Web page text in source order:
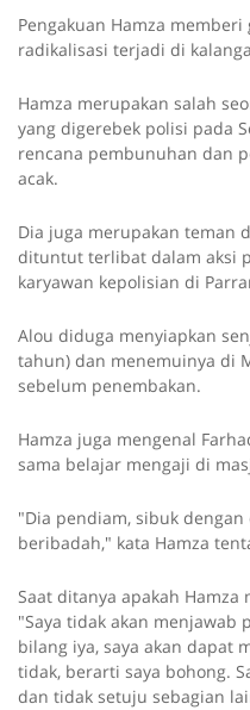
Pengakuan Hamza
radikalisasi terjadi di
Hamza merupakan salah
yang digerebek polisi pada
rencana pembunuhan dan
acak.
Dia juga merupakan teman
dituntut terlibat dalam aksi
karyawan kepolisian di
Alou diduga menyiapkan
tahun) dan menemuinya di
sebelum penembakan.
Hamza juga mengenal
sama belajar mengaji di
"Dia pendiam, sibuk
beribadah," kata Hamza
Saat ditanya apakah Hamza
"Saya tidak akan menjawab
bilang iya, saya akan dapat
tidak, berarti saya bohong.
dan tidak setuju sebagian